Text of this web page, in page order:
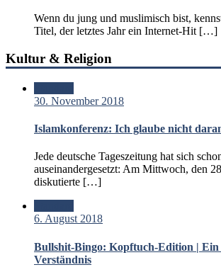
Wenn du jung und muslimisch bist,
Titel, der letztes Jahr ein Internet-Hit […]
Kultur & Religion
30. November 2018
Islamkonferenz: Ich glaube nicht
Jede deutsche Tageszeitung hat sich
auseinandergesetzt: Am Mittwoch, den
diskutierte […]
6. August 2018
Bullshit-Bingo: Kopftuch-Edition |
Verständnis